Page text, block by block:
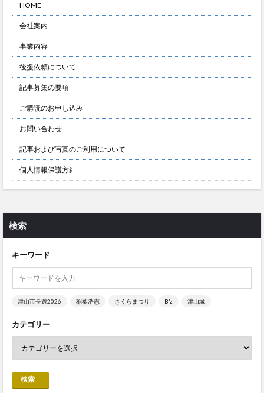
HOME
会社案内
事業内容
後援依頼について
記事募集の要項
ご購読のお申し込み
お問い合わせ
記事および写真のご利用について
個人情報保護方針
検索
キーワード
津山市長選2026 稲葉浩志 さくらまつり B’z 津山城
カテゴリー
検索